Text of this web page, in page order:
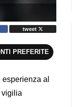
tweet
PREFERITE
al
vigilia